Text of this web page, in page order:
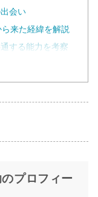
会い
来た経緯を解説
する能力を考察
プロフィー